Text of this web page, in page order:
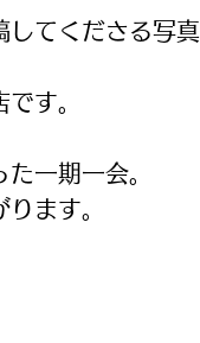
してくださる写真
す。
一期一会。
ます。